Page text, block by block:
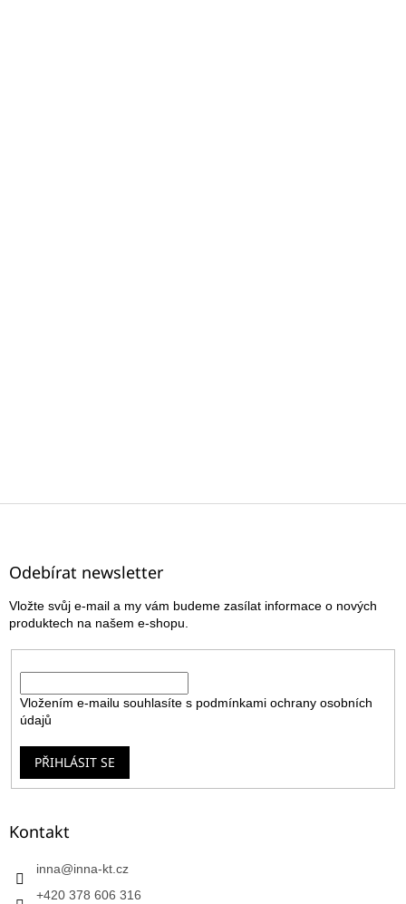
Z
Odebírat newsletter
Vložte svůj e-mail a my vám budeme zasílat informace o nových
produktech na našem e-shopu.
Vložením e-mailu souhlasíte s podmínkami ochrany osobních
údajů
PŘIHLÁSIT SE
Kontakt
inna@inna-kt.cz
+420 378 606 316